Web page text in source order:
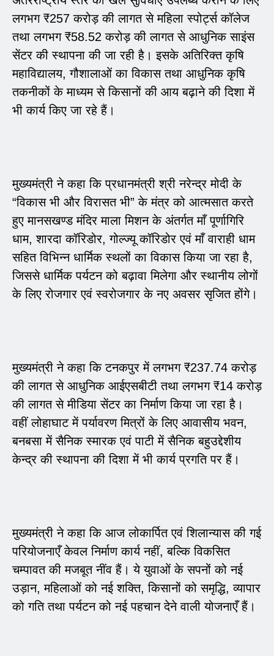
लगभग ₹257 करोड़ की लागत से महिला स्पोर्ट्स कॉलेज
तथा लगभग ₹58.52 करोड़ की लागत से आधुनिक साइंस
सेंटर की स्थापना की जा रही है। इसके अतिरिक्त कृषि
महाविद्यालय, गौशालाओं का विकास तथा आधुनिक कृषि
तकनीकों के माध्यम से किसानों की आय बढ़ाने की दिशा में
भी कार्य किए जा रहे हैं।
मुख्यमंत्री ने कहा कि प्रधानमंत्री श्री नरेन्द्र मोदी के
“विकास भी और विरासत भी” के मंत्र को आत्मसात करते
हुए मानसखण्ड मंदिर माला मिशन के अंतर्गत माँ पूर्णागिरि
धाम, शारदा कॉरिडोर, गोल्ज्यू कॉरिडोर एवं माँ वाराही धाम
सहित विभिन्न धार्मिक स्थलों का विकास किया जा रहा है,
जिससे धार्मिक पर्यटन को बढ़ावा मिलेगा और स्थानीय लोगों
के लिए रोजगार एवं स्वरोजगार के नए अवसर सृजित होंगे।
मुख्यमंत्री ने कहा कि टनकपुर में लगभग ₹237.74 करोड़
की लागत से आधुनिक आईएसबीटी तथा लगभग ₹14 करोड़
की लागत से मीडिया सेंटर का निर्माण किया जा रहा है।
वहीं लोहाघाट में पर्यावरण मित्रों के लिए आवासीय भवन,
बनबसा में सैनिक स्मारक एवं पाटी में सैनिक बहुउद्देशीय
केन्द्र की स्थापना की दिशा में भी कार्य प्रगति पर हैं।
मुख्यमंत्री ने कहा कि आज लोकार्पित एवं शिलान्यास की गई
परियोजनाएँ केवल निर्माण कार्य नहीं, बल्कि विकसित
चम्पावत की मजबूत नींव हैं। ये युवाओं के सपनों को नई
उड़ान, महिलाओं को नई शक्ति, किसानों को समृद्धि, व्यापार
को गति तथा पर्यटन को नई पहचान देने वाली योजनाएँ हैं।